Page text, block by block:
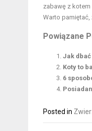
zabawę z
Warto
Powiązane
Jak
Koty to
6
Posted in